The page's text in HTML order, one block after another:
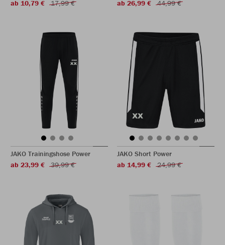
ab 10,79 €
17,99 €
ab 26,99 €
44,99 €
JAKO Trainingshose Power
ab 23,99 €
39,99 €
JAKO Short Power
ab 14,99 €
24,99 €